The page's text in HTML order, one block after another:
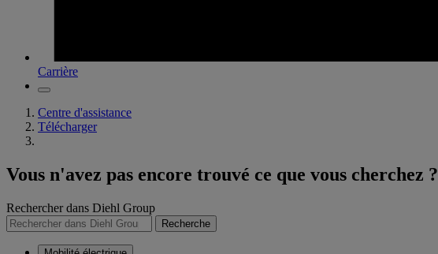
Carrière
Centre d'assistance
Télécharger
Vous n'avez pas encore trouvé ce que vous cherchez ?
Rechercher dans Diehl Group
Recherche